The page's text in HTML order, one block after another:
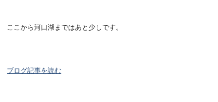
ここから河口湖まではあと少しです。
ブログ記事を読む